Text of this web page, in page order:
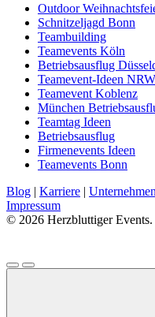
Outdoor
Schnitzeljagd Bonn
Teambuilding
Teamevents Köln
Betriebsausflug
Teamevent-Ideen NRW
Teamevent Koblenz
München
Teamtag Ideen
Betriebsausflug
Firmenevents Ideen
Teamevents Bonn
Blog | Karriere |
Impressum
© 2026 Herzbluttiger Events.